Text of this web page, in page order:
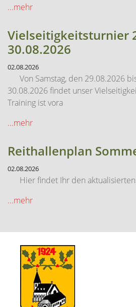
...mehr
Vielseitigkeitsturnier
30.08.2026
02.08.2026
Von Samstag, den 29.08.2026
30.08.2026 findet unser
Training ist vora
...mehr
Reithallenplan
02.08.2026
Hier findet Ihr den aktualisierten
...mehr